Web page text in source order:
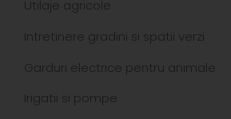
Utilaje agricole
Intretinere gradini si spatii verzi
Garduri electrice pentru animale
Irigatii si pompe